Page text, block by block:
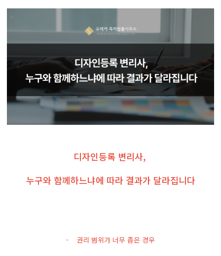
디자인등록 변리사,
누구와 함께하느냐에 따라 결과가 달라집니다
- 권리 범위가 너무 좁은 경우